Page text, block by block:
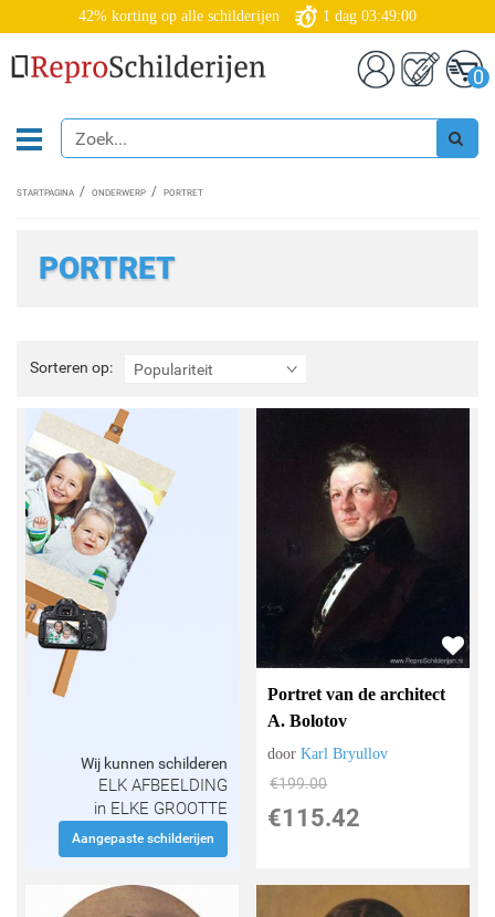
42% korting op alle schilderijen 1 dag 03:48:57
0
STARTPAGINA ONDERWERP PORTRET
PORTRET
Sorteren op: Populariteit
Sorteren
op:
Wij kunnen schilderen
ELK AFBEELDING
in ELKE GROOTTE
Aangepaste schilderijen
Portret van de architect
A. Bolotov
doorKarl Bryullov
€199.00
€115.42